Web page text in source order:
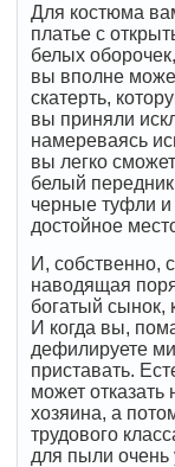
Для костюма
платье с
белых
вы вполне
скатерть,
вы приняли
намереваясь
вы легко
белый
черные туфли
достойное
И, собственно,
наводящая
богатый сынок,
И когда вы,
дефилируете
приставать.
может
хозяина, а
трудового
для пыли очень